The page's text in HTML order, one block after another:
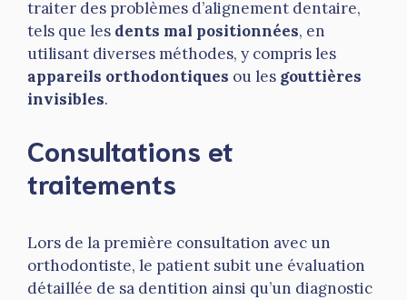
traiter des problèmes d’alignement dentaire,
tels que les dents mal positionnées, en
utilisant diverses méthodes, y compris les
appareils orthodontiques ou les gouttières
invisibles.
Consultations et
traitements
Lors de la première consultation avec un
orthodontiste, le patient subit une évaluation
détaillée de sa dentition ainsi qu’un diagnostic